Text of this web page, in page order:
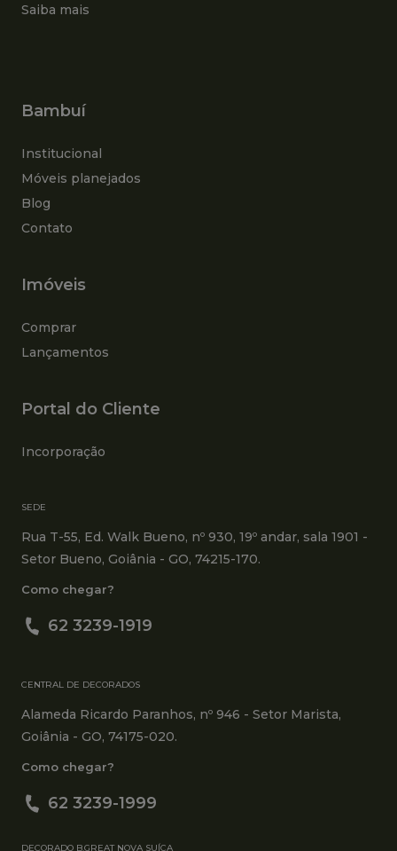
Saiba mais
Bambuí
Institucional
Móveis planejados
Blog
Contato
Imóveis
Comprar
Lançamentos
Portal do Cliente
Incorporação
SEDE
Rua T-55, Ed. Walk Bueno, nº 930, 19º andar, sala 1901 -
Setor Bueno, Goiânia - GO, 74215-170.
Como chegar?
62 3239-1919
CENTRAL DE DECORADOS
Alameda Ricardo Paranhos, nº 946 - Setor Marista,
Goiânia - GO, 74175-020.
Como chegar?
62 3239-1999
DECORADO B.GREAT NOVA SUÍÇA